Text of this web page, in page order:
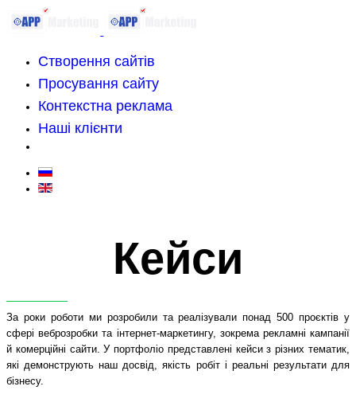
Створення сайтів
Просування сайту
Контекстна реклама
Наші клієнти
Кейси Кейси
Кейси
За роки роботи ми розробили та реалізували понад 500 проєктів у
сфері веброзробки та інтернет-маркетингу, зокрема рекламні кампанії
й комерційні сайти. У портфоліо представлені кейси з різних тематик,
які демонструють наш досвід, якість робіт і реальні результати для
бізнесу.